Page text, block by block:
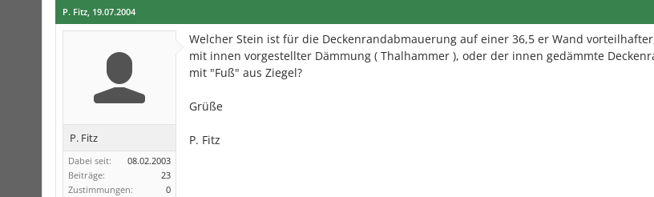
P. Fitz, 19.07.2004
P. Fitz
Dabei seit:
08.02.2003
Beiträge:
23
Zustimmungen:
0
Welcher Stein ist für die Deckenrandabmauerung auf einer 36,5 er Wand
mit innen vorgestellter Dämmung ( Thalhammer ), oder der innen gedämmte
mit "Fuß" aus Ziegel?
Grüße
P. Fitz